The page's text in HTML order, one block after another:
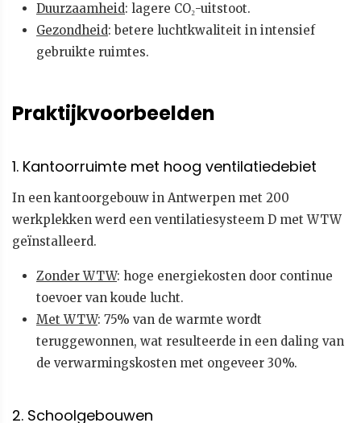
Duurzaamheid: lagere CO₂-uitstoot.
Gezondheid: betere luchtkwaliteit in intensief
gebruikte ruimtes.
Praktijkvoorbeelden
1. Kantoorruimte met hoog ventilatiedebiet
In een kantoorgebouw in Antwerpen met 200
werkplekken werd een ventilatiesysteem D met WTW
geïnstalleerd.
Zonder WTW: hoge energiekosten door continue
toevoer van koude lucht.
Met WTW: 75% van de warmte wordt
teruggewonnen, wat resulteerde in een daling van
de verwarmingskosten met ongeveer 30%.
2. Schoolgebouwen